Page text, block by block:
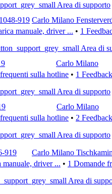
Area di supporto
919 Carlo Milano
manuale, driver ... • 1
Area di
Carlo Milano
sulla hotline • 1
Area di supporto
Carlo Milano
sulla hotline • 2
Area di supporto
919
Carlo Milano
manuale, driver ... • 1 Domande
Area di